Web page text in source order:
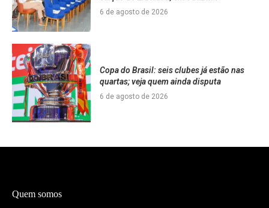
6 de agosto de 2026
Copa do Brasil: seis clubes já estão nas
quartas; veja quem ainda disputa
6 de agosto de 2026
Quem somos